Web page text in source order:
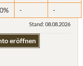
- -
Stand: 08.08.2026
eröffnen